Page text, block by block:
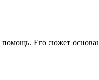
помощь. Его сюжет